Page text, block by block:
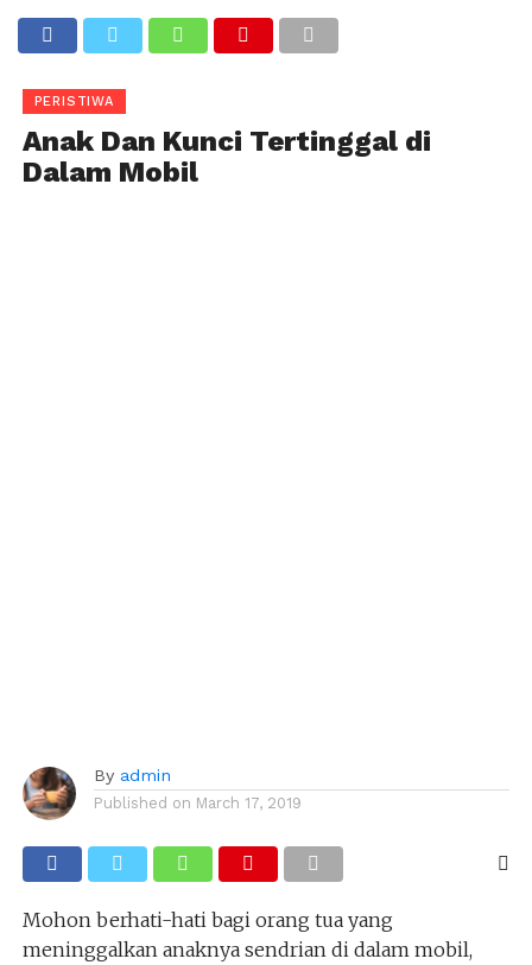
PERISTIWA
Anak Dan Kunci Tertinggal di
Dalam Mobil
By admin
Published on March 17, 2019
Mohon berhati-hati bagi orang tua yang
meninggalkan anaknya sendrian di dalam mobil,